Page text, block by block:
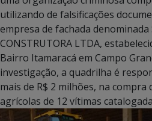
utilizando de falsificações
empresa de fachada denominada
CONSTRUTORA LTDA,
Bairro Itamaracá em Campo
investigação, a quadrilha é
mais de R$ 2 milhões, na compra
agrícolas de 12 vítimas